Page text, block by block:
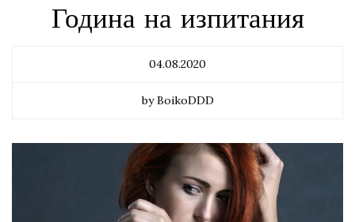
Година на изпитания
04.08.2020
by BoikoDDD